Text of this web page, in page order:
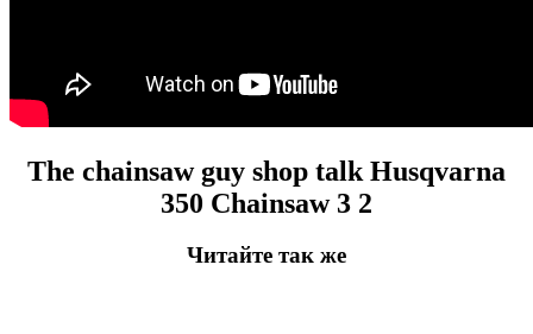
The chainsaw guy shop talk Husqvarna
350 Chainsaw3 2
Читайте так же